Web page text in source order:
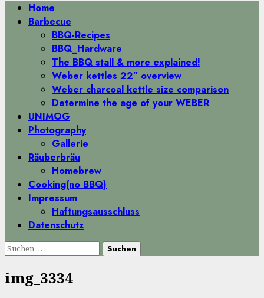
Primäres
Menü
Home
Barbecue
BBQ-Recipes
BBQ_Hardware
The BBQ stall & more explained!
Weber kettles 22″ overview
Weber charcoal kettle size comparison
Determine the age of your WEBER
UNIMOG
Photography
Gallerie
Räuberbräu
Homebrew
Cooking(no BBQ)
Impressum
Haftungsausschluss
Datenschutz
Suchen
img_3334